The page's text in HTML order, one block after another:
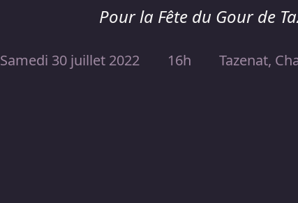
Pour la Fête du Gour de
Samedi 30 juillet 2022 16h Tazenat,